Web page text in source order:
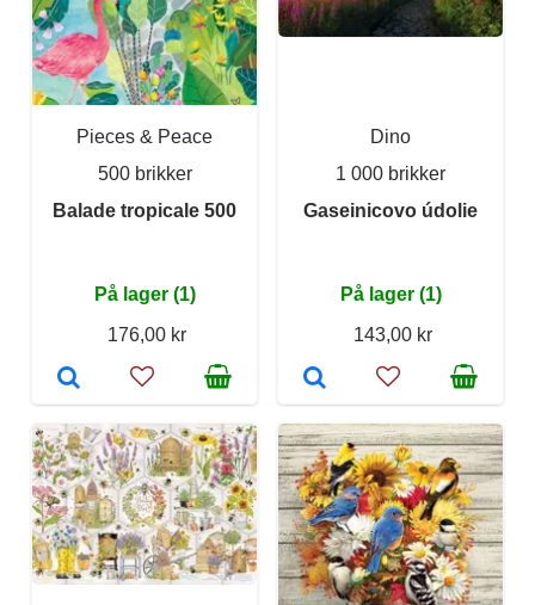
Pieces & Peace
500 brikker
Balade tropicale 500
På lager (1)
176,00 kr
Dino
1 000 brikker
Gaseinicovo údolie
På lager (1)
143,00 kr